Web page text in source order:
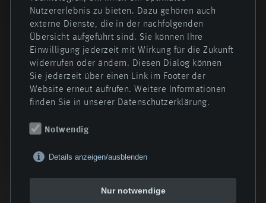
Nutzererlebnis zu bieten. Dazu gehören auch
externe Dienste, die in der nachfolgenden
Übersicht aufgeführt sind. Sie können Ihre
Einwilligung jederzeit mit Wirkung für die Zukunft
widerrufen oder ändern. Diesen Dialog können
Sie jederzeit über einen Link im Footer der
Website erneut aufrufen. Weitere Informationen
finden Sie in unserer Datenschutzerklärung.
Notwendig
Details anzeigen/ausblenden
Nur notwendige